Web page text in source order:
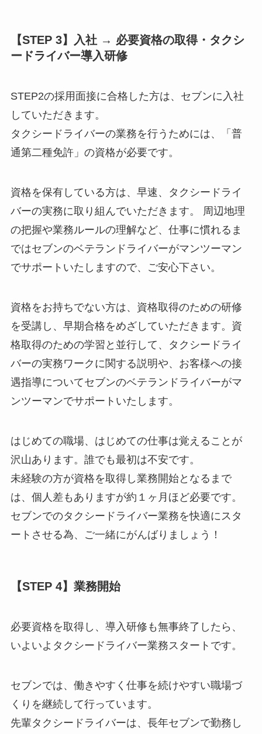
【STEP 3】入社 → 必要資格の取得・タクシ
ードライバー導入研修
STEP2の採用面接に合格した方は、セブンに入社
していただきます。
タクシードライバーの業務を行うためには、「普
通第二種免許」の資格が必要です。
資格を保有している方は、早速、タクシードライ
バーの実務に取り組んでいただきます。 周辺地理
の把握や業務ルールの理解など、仕事に慣れるま
ではセブンのベテランドライバーがマンツーマン
でサポートいたしますので、ご安心下さい。
資格をお持ちでない方は、資格取得のための研修
を受講し、早期合格をめざしていただきます。資
格取得のための学習と並行して、タクシードライ
バーの実務ワークに関する説明や、お客様への接
遇指導についてセブンのベテランドライバーがマ
ンツーマンでサポートいたします。
はじめての職場、はじめての仕事は覚えることが
沢山あります。誰でも最初は不安です。
未経験の方が資格を取得し業務開始となるまで
は、個人差もありますが約１ヶ月ほど必要です。
セブンでのタクシードライバー業務を快適にスタ
ートさせる為、ご一緒にがんばりましょう！
【STEP 4】業務開始
必要資格を取得し、導入研修も無事終了したら、
いよいよタクシードライバー業務スタートです。
セブンでは、働きやすく仕事を続けやすい職場づ
くりを継続して行っています。
先輩タクシードライバーは、長年セブンで勤務し